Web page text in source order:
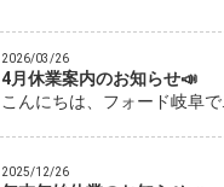
2026/03/26
4月休業案内のお知らせ📣
こんにちは、フォード岐阜で…
2025/12/26